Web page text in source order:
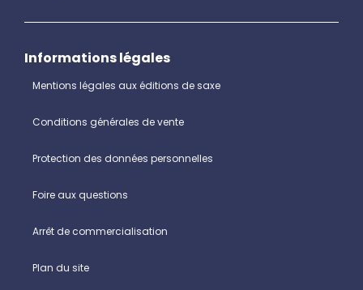
Informations légales
Mentions légales aux éditions de saxe
Conditions générales de vente
Protection des données personnelles
Foire aux questions
Arrêt de commercialisation
Plan du site